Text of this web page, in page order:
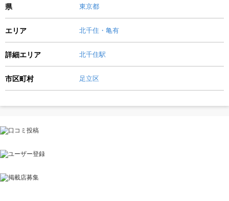
県 東京都
エリア 北千住・亀有
詳細エリア 北千住駅
市区町村 足立区